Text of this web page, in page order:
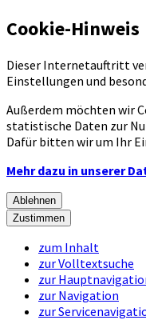
Cookie-Hinweis
Dieser Internetauftritt
Einstellungen und
Außerdem möchten wir
statistische Daten zur
Dafür bitten wir um Ihr
Mehr dazu in unserer
Ablehnen
Zustimmen
zum Inhalt
zur Volltextsuche
zur
zur Navigation
zur